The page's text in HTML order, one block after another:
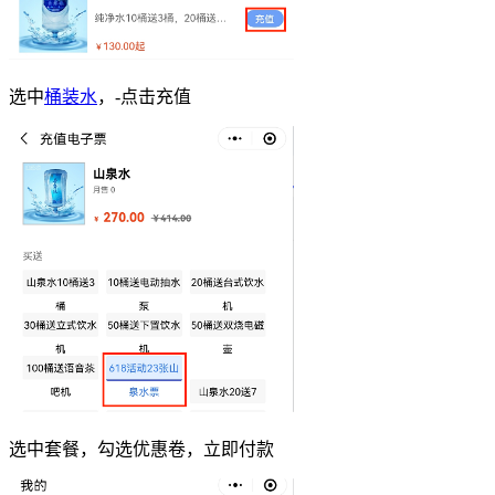
选中桶装水，-点击充值
选中套餐，勾选优惠卷，立即付款